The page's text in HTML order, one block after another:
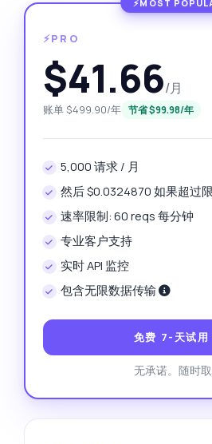
⚡PRO
$41.66/月
账单 $499.90/年 节省 $99.98/年
5,000 请求 / 月
然后 $0.0324870 如果超过
速率限制: 60 reqs 每分钟
专业客户支持
实时 API 监控
包含无限数据传输
免费 7-天试
无承诺。随时